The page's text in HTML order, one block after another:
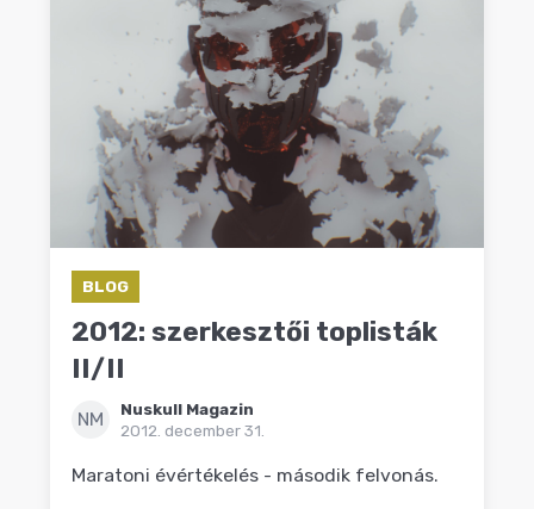
BLOG
2012: szerkesztői toplisták
II/II
NM
Nuskull Magazin
2012. december 31.
Maratoni évértékelés - második felvonás.